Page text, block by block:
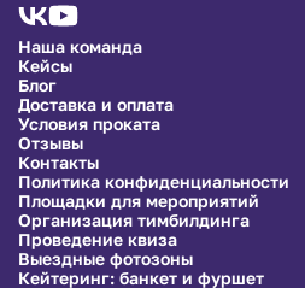
Наша команда
Кейсы
Блог
Доставка и оплата
Условия проката
Отзывы
Контакты
Политика конфиденциальности
Площадки для мероприятий
Организация тимбилдинга
Проведение квиза
Выездные фотозоны
Кейтеринг: банкет и фуршет